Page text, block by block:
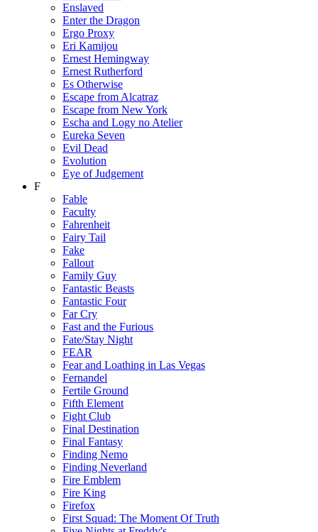
Enslaved
Enter the Dragon
Ergo Proxy
Eri Kamijou
Ernest Hemingway
Ernest Rutherford
Es Otherwise
Escape from Alcatraz
Escape from New York
Escha and Logy no Atelier
Eureka Seven
Evil Dead
Evolution
Eye of Judgement
F
Fable
Faculty
Fahrenheit
Fairy Tail
Fake
Fallout
Family Guy
Fantastic Beasts
Fantastic Four
Far Cry
Fast and the Furious
Fate/Stay Night
FEAR
Fear and Loathing in Las Vegas
Fernandel
Fertile Ground
Fifth Element
Fight Club
Final Destination
Final Fantasy
Finding Nemo
Finding Neverland
Fire Emblem
Fire King
Firefox
First Squad: The Moment Of Truth